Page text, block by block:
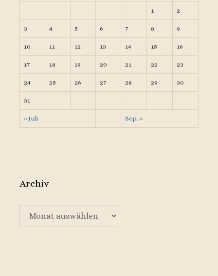
1 2
3 4 5 6 7 8 9
10 11 12 13 14 15 16
17 18 19 20 21 22 23
24 25 26 27 28 29 30
31
« Juli Sep. »
Archiv
Archiv